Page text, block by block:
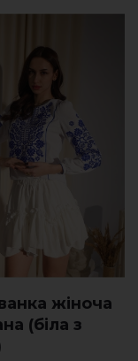
жіноча
(біла з